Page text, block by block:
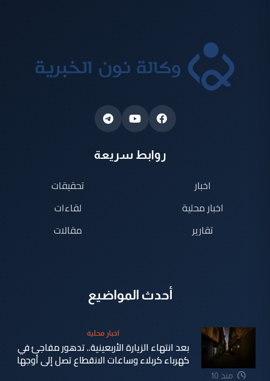
روابط سريعة
اخبار
اخبار محلية
تقارير
تحقيقات
لقاءات
مقالات
أحدث المواضيع
منذ 10
اخبار محلية
بعد انتهاء الزيارة الأربعينية.. تدهور مفاجئ في
كهرباء كربلاء وساعات الانقطاع تصل إلى أوجها